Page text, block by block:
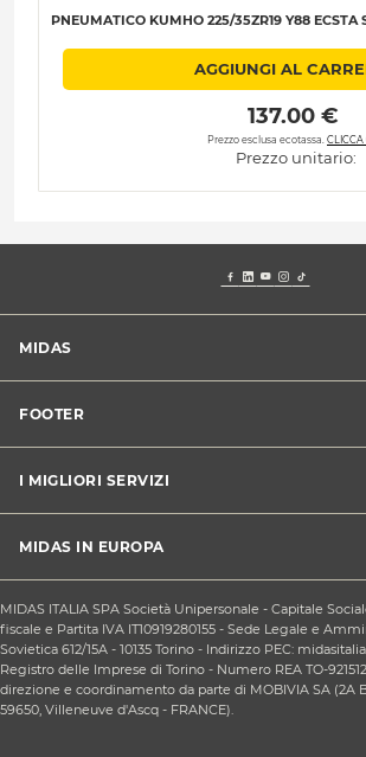
PNEUMATICO KUMHO 225/35ZR19 Y88 ECSTA
AGGIUNGI AL
137.00 €
Prezzo esclusa ecotassa. CLICCA
Prezzo unitario:
MIDAS
Blog dell'automobilista
Lavora con noi
Chi siamo
FOOTER
Apri un centro in franchising
CONDIZIONI PROMOZIONI
Sconti Convenzioni
Privacy policy
Condizioni Generali di Vendita
Contattaci
Responsabilità sociale d'impresa
Cookie Policy
I MIGLIORI SERVIZI
Revisione
Cambio gomme stagionale
Cinghia di distribuzione
Ricarica clima
Sostituzione batteria
Sostituzione ammortizzatori
MIDAS IN EUROPA
Midas Spagna
Midas Belgio
Midas Portogallo
MIDAS ITALIA SPA Società Unipersonale - Capitale
fiscale e Partita IVA IT10919280155 - Sede Legale e
Sovietica 612/15A - 10135 Torino - Indirizzo PEC:
Registro delle Imprese di Torino - Numero REA TO-
direzione e coordinamento da parte di MOBIVIA SA (2A
59650, Villeneuve d'Ascq - FRANCE).